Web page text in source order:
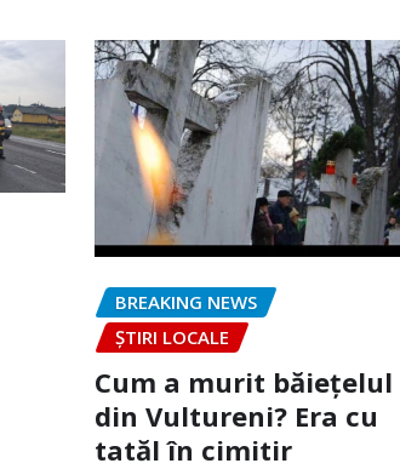
BREAKING NEWS
ȘTIRI LOCALE
Cum a murit băiețelul
din Vultureni? Era cu
tatăl în cimitir